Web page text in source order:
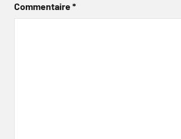
Commentaire*